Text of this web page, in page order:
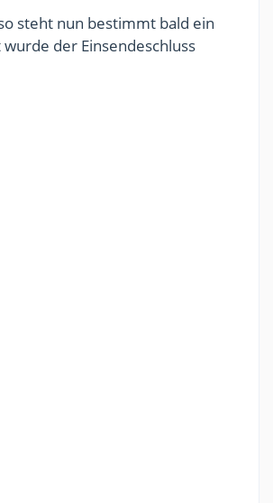
steht nun bestimmt bald ein
der Einsendeschluss